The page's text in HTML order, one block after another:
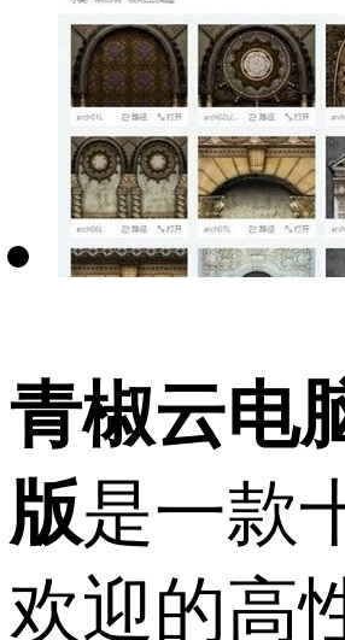
青椒云电
版是一款
欢迎的高